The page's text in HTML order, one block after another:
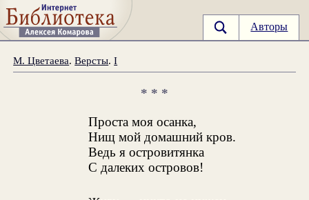
Авторы
М. Цветаева.Версты.I
* * *
Проста моя осанка,
Нищ мой домашний кров.
Ведь я островитянка
С далеких островов!